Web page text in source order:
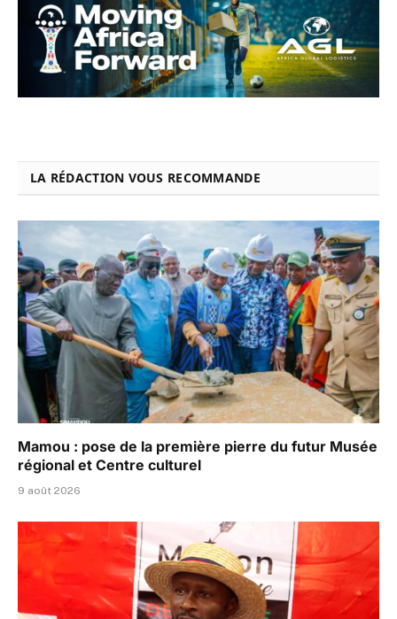
LA RÉDACTION VOUS RECOMMANDE
Mamou : pose de la première pierre du futur Musée
régional et Centre culturel
9 août 2026